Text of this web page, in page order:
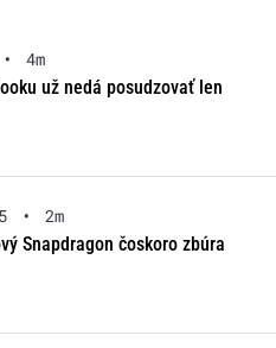
•
4m
už nedá posudzovať len
•
2m
Snapdragon čoskoro zbúra